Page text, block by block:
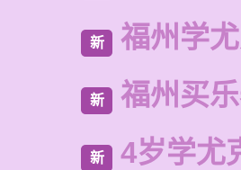
新 福州学
新 福州买
新 4岁学尤